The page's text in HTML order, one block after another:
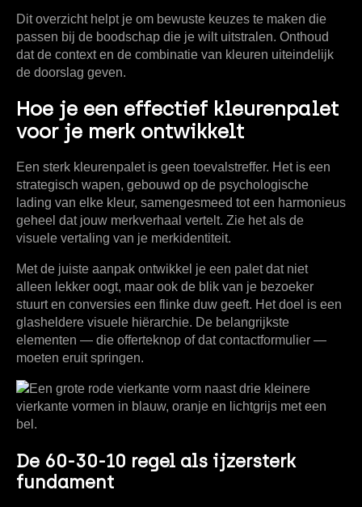
Dit overzicht helpt je om bewuste keuzes te maken die
passen bij de boodschap die je wilt uitstralen. Onthoud
dat de context en de combinatie van kleuren uiteindelijk
de doorslag geven.
Hoe je een effectief kleurenpalet
voor je merk ontwikkelt
Een sterk kleurenpalet is geen toevalstreffer. Het is een
strategisch wapen, gebouwd op de psychologische
lading van elke kleur, samengesmeed tot een harmonieus
geheel dat jouw merkverhaal vertelt. Zie het als de
visuele vertaling van je merkidentiteit.
Met de juiste aanpak ontwikkel je een palet dat niet
alleen lekker oogt, maar ook de blik van je bezoeker
stuurt en conversies een flinke duw geeft. Het doel is een
glasheldere visuele hiërarchie. De belangrijkste
elementen — die offerteknop of dat contactformulier —
moeten eruit springen.
De 60-30-10 regel als ijzersterk
fundament